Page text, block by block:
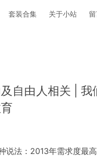
套装合集 关于小站
自由人相关 | 我
说法：2013年需求度最